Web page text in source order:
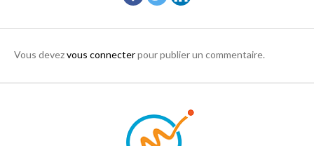
Vous devezvous connecterpour publier un commentaire.